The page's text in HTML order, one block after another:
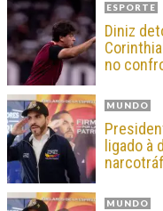
ESPORTE
Diniz
no
MUNDO
ligado à
MUNDO